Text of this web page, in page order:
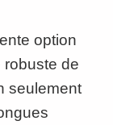
option
de
seulement